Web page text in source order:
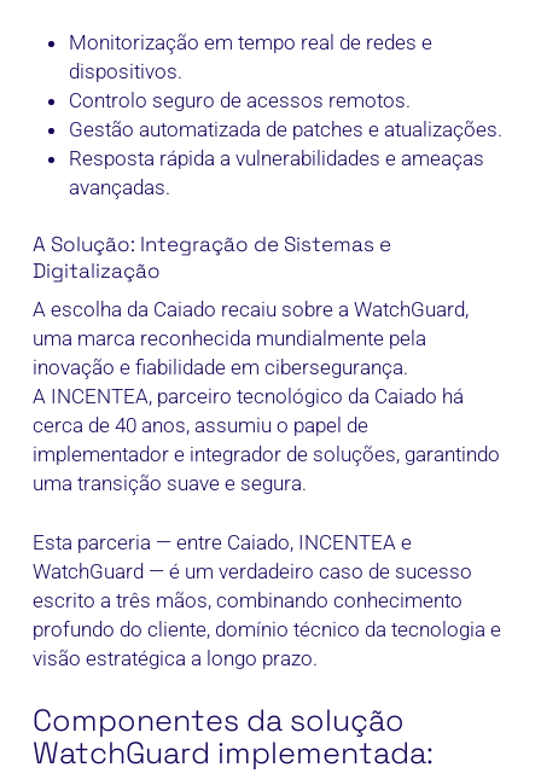
Monitorização em tempo real de redes e
dispositivos.
Controlo seguro de acessos remotos.
Gestão automatizada de patches e atualizações.
Resposta rápida a vulnerabilidades e ameaças
avançadas.
A Solução: Integração de Sistemas e
Digitalização
A escolha da Caiado recaiu sobre a WatchGuard,
uma marca reconhecida mundialmente pela
inovação e fiabilidade em cibersegurança.
A INCENTEA, parceiro tecnológico da Caiado há
cerca de 40 anos, assumiu o papel de
implementador e integrador de soluções, garantindo
uma transição suave e segura.
Esta parceria — entre Caiado, INCENTEA e
WatchGuard — é um verdadeiro caso de sucesso
escrito a três mãos, combinando conhecimento
profundo do cliente, domínio técnico da tecnologia e
visão estratégica a longo prazo.
Componentes da solução
WatchGuard implementada: